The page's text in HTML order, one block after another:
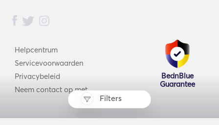
Filters
Helpcentrum
Servicevoorwaarden
Privacybeleid
Neem contact op met
BednBlue
Guarantee